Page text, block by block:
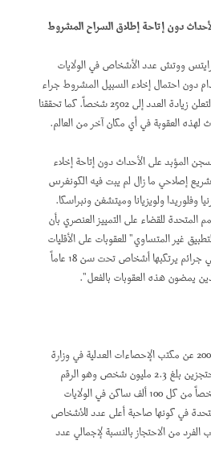
دون إتاحة إطلاق السراح المشروط
رايتس ووتش عدد الأشخاص في الولايات
دون احتمال إخلاء السبيل المشروط جراء
جرائم ارتكبوها تحت 18 عاماً، لتعلن زيادة العدد إلى 2502 شخصاً. كما تحققنا
العقوبة في أي مكان آخر من العالم.
المؤبد على الأحداث دون إتاحة إخلاء
إصلاحي ما زال لم يبت فيه الكونغرس
وفلوريدا ولويزيانا وميتشغن ونبراسكا.
الأمم المتحدة للقضاء على التمييز العنصري بأن
غير المتساوي" للعقوبات على الأقليات
العرقية، تم وقف استخدامها في جرائم يرتكبها أشخاص تحت سن 18 عاماً
يمضون هذه العقوبات بالفعل".
صدر تقرير في يونيو/حزيران 2008 عن مكتب الإحصاءات العدلية في وزارة
العدل انتهى إلى أن تعداد المُحتجزين بلغ 2.3 مليون شخص وهو الرقم
الأعلى على الإطلاق، أو 762 شخصاً من كل 100 ألف ساكن في الولايات
في كونها صاحبة أعلى عدد للأشخاص
من الاحتجاز بالنسبة لإجمالي عدد